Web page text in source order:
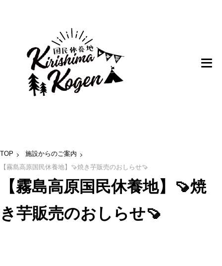
TOP
施設からのご案内
【霧島高原国民休養地】🍠焼き芋販売のおしらせ🍠
【霧島高原国民休養地】🍠焼
き芋販売のおしらせ🍠